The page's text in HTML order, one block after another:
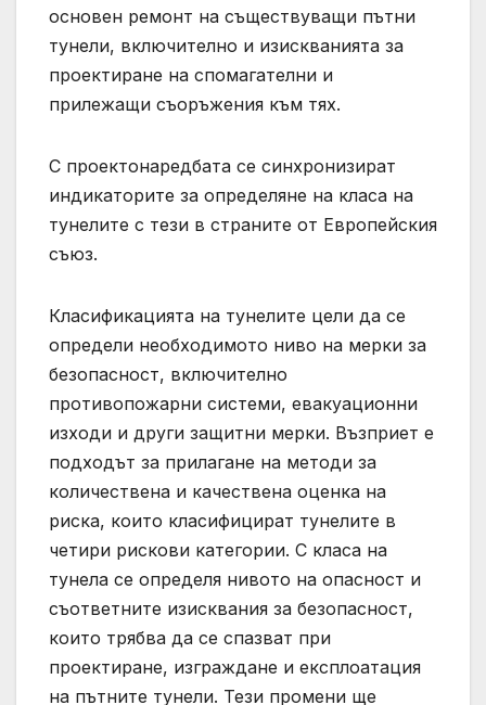
основен ремонт на съществуващи пътни
тунели, включително и изискванията за
проектиране на спомагателни и
прилежащи съоръжения към тях.
С проектонаредбата се синхронизират
индикаторите за определяне на класа на
тунелите с тези в страните от Европейския
съюз.
Класификацията на тунелите цели да се
определи необходимото ниво на мерки за
безопасност, включително
противопожарни системи, евакуационни
изходи и други защитни мерки. Възприет е
подходът за прилагане на методи за
количествена и качествена оценка на
риска, които класифицират тунелите в
четири рискови категории. С класа на
тунела се определя нивото на опасност и
съответните изисквания за безопасност,
които трябва да се спазват при
проектиране, изграждане и експлоатация
на пътните тунели. Тези промени ще